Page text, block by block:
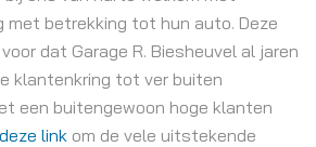
met betrekking tot hun auto. Deze
dat Garage R. Biesheuvel al jaren
klantenkring tot ver buiten
een buitengewoon hoge klanten
link om de vele uitstekende